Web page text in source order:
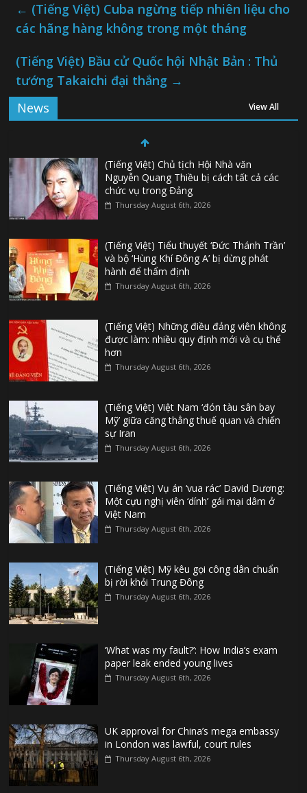
← (Tiếng Việt) Cuba ngừng tiếp nhiên liệu cho
các hãng hàng không trong một tháng
(Tiếng Việt) Bầu cử Quốc hội Nhật Bản : Thủ
tướng Takaichi đại thắng →
News
View All
(Tiếng Việt) Chủ tịch Hội Nhà văn
Nguyễn Quang Thiều bị cách tất cả các
chức vụ trong Đảng
Thursday August 6th, 2026
(Tiếng Việt) Tiểu thuyết ‘Đức Thánh Trần’
và bộ ‘Hùng Khí Đông A’ bị dừng phát
hành để thẩm định
Thursday August 6th, 2026
(Tiếng Việt) Những điều đảng viên không
được làm: nhiều quy định mới và cụ thể
hơn
Thursday August 6th, 2026
(Tiếng Việt) Việt Nam ‘đón tàu sân bay
Mỹ’ giữa căng thẳng thuế quan và chiến
sự Iran
Thursday August 6th, 2026
(Tiếng Việt) Vụ án ‘vua rác’ David Dương:
Một cựu nghị viên ‘dính’ gái mại dâm ở
Việt Nam
Thursday August 6th, 2026
(Tiếng Việt) Mỹ kêu gọi công dân chuẩn
bị rời khỏi Trung Đông
Thursday August 6th, 2026
‘What was my fault?’: How India’s exam
paper leak ended young lives
Thursday August 6th, 2026
UK approval for China’s mega embassy
in London was lawful, court rules
Thursday August 6th, 2026